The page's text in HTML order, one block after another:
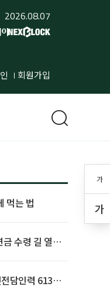
2026.08.07
회원가입
가
가
먹는 법
수령 길 열린
담인력 613명